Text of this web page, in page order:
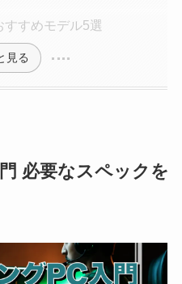
すすめモデル5選
見る
必要なスペックを